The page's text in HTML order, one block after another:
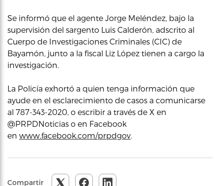
Se informó que el agente Jorge Meléndez, bajo la
supervisión del sargento Luis Calderón, adscrito al
Cuerpo de Investigaciones Criminales (CIC) de
Bayamón, junto a la fiscal Liz López tienen a cargo la
investigación.
La Policía exhortó a quien tenga información que
ayude en el esclarecimiento de casos a comunicarse
al 787-343-2020, o escribir a través de X en
@PRPDNoticias o en Facebook
en www.facebook.com/prpdgov.
Compartir